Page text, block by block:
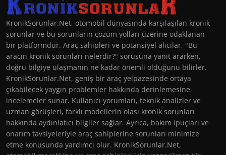
KronikSorunlar.Net, otomobil dünyasında karşılaşılan kronik
sorunlar ve bu sorunların çözüm yolları üzerine odaklanan
bir platformdur. Araç sahipleri ve potansiyel alıcılar, "Bu
aracın kronik sorunları nelerdir?" sorusuna yanıt ararken,
doğru bilgiye ulaşmanın ne kadar önemli olduğunu bilirler.
KronikSorunlar.Net, geniş bir araç yelpazesinde ortaya
çıkabilecek yaygın problemler hakkında derinlemesine
incelemeler sunar. Kullanıcı yorumları, teknik analizler ve
uzman görüşleri, farklı modellerin olası kronik sorunları
hakkında aydınlatıcı bilgiler sağlar. Ayrıca, bakım ipuçları ve
onarım tavsiyeleriyle araç sahiplerine sorunları minimize
etme konusunda yardımcı olur. KronikSorunlar.Net,